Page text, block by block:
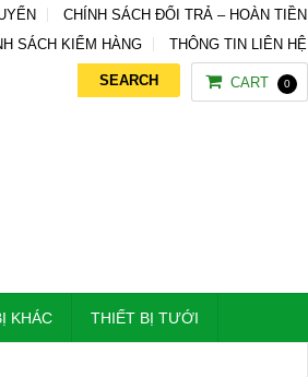
CHÍNH SÁCH ĐỔI TRẢ – HOÀN TIỀN
SÁCH KIỂM HÀNG
THÔNG TIN LIÊN HỆ
CART 0
KHÁC THIẾT BỊ TƯỚI